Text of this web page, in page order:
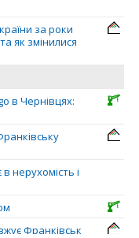
за роки
як змінилися
в Чернівцях:
нерухомість і
Франківськ